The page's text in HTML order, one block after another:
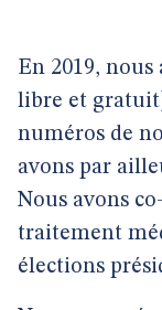
En 2019, nous
libre et
numéros de
avons par
Nous avons
traitement
élections